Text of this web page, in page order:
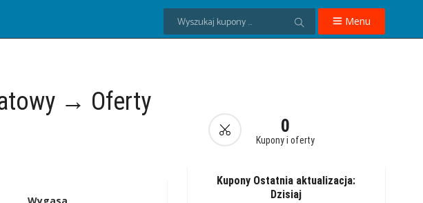
Menu
→ Oferty
0
Kupony i oferty
Kupony Ostatnia aktualizacja:
Dzisiaj